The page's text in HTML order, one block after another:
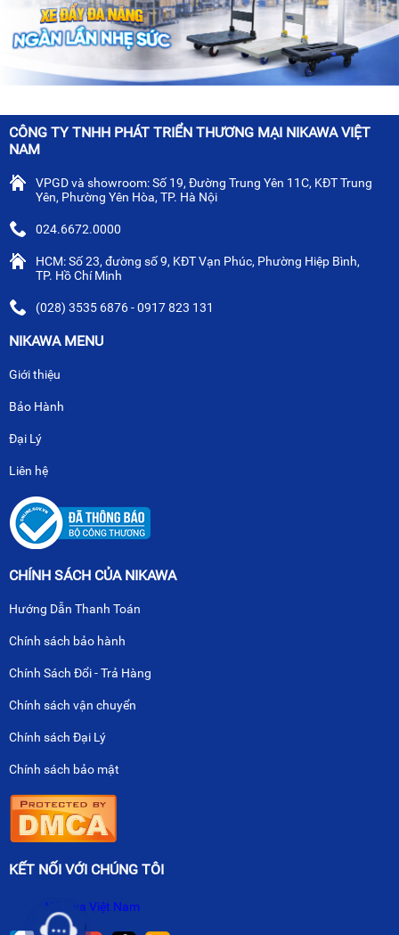
CÔNG TY TNHH PHÁT TRIỂN THƯƠNG MẠI NIKAWA VIỆT
NAM
VPGD và showroom: Số 19, Đường Trung Yên 11C, KĐT Trung
Yên, Phường Yên Hòa, TP. Hà Nội
024.6672.0000
HCM: Số 23, đường số 9, KĐT Vạn Phúc, Phường Hiệp Bình,
TP. Hồ Chí Minh
(028) 3535 6876 - 0917 823 131
NIKAWA MENU
Giới thiệu
Bảo Hành
Đại Lý
Liên hệ
CHÍNH SÁCH CỦA NIKAWA
Hướng Dẫn Thanh Toán
Chính sách bảo hành
Chính Sách Đổi - Trả Hàng
Chính sách vận chuyển
Chính sách Đại Lý
Chính sách bảo mật
KẾT NỐI VỚI CHÚNG TÔI
Nikawa Việt Nam